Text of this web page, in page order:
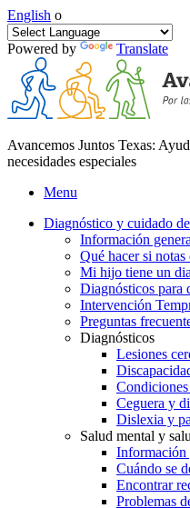
English o
Powered by Translate
Avancemos Juntos Texas:
necesidades especiales
Menu
Diagnóstico y cuidado
Información
Qué hacer si
Mi hijo tiene un
Diagnósticos para
Intervención
Preguntas
Diagnósticos
Lesiones
Ceguera y
Dislexia y
Salud mental y
Información
Cuándo se
Encontrar
Problemas